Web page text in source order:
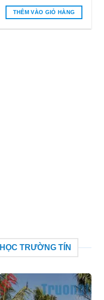
là:
₫450.000.
tại
THÊM VÀO GIỎ HÀNG
TRƯỜNG TÍN